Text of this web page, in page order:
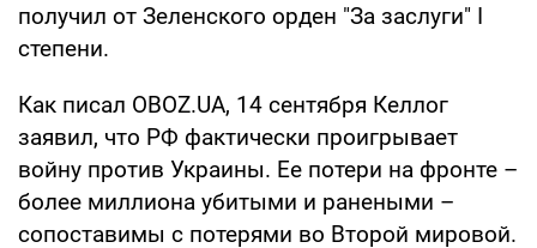
получил от Зеленского орден "За заслуги" I
степени.
Как писал OBOZ.UA, 14 сентября Келлог
заявил, что РФ фактически проигрывает
войну против Украины. Ее потери на фронте –
более миллиона убитыми и ранеными –
сопоставимы с потерями во Второй мировой.